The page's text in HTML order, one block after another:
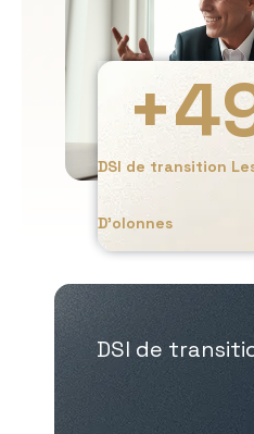
DSI de transition
D’olonnes
+
DSI de